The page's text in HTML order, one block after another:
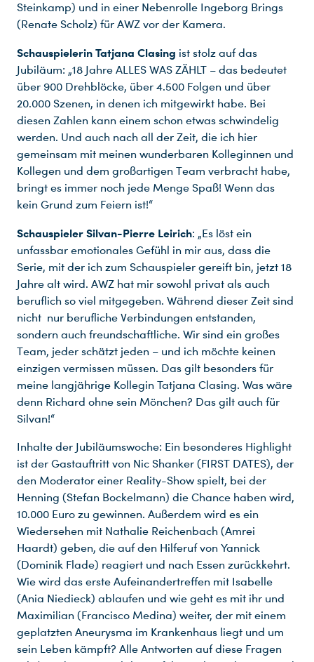
Steinkamp) und in einer Nebenrolle Ingeborg Brings
(Renate Scholz) für AWZ vor der Kamera.
Schauspielerin Tatjana Clasing ist stolz auf das
Jubiläum: „18 Jahre ALLES WAS ZÄHLT – das bedeutet
über 900 Drehblöcke, über 4.500 Folgen und über
20.000 Szenen, in denen ich mitgewirkt habe. Bei
diesen Zahlen kann einem schon etwas schwindelig
werden. Und auch nach all der Zeit, die ich hier
gemeinsam mit meinen wunderbaren Kolleginnen und
Kollegen und dem großartigen Team verbracht habe,
bringt es immer noch jede Menge Spaß! Wenn das
kein Grund zum Feiern ist!“
Schauspieler Silvan-Pierre Leirich: „Es löst ein
unfassbar emotionales Gefühl in mir aus, dass die
Serie, mit der ich zum Schauspieler gereift bin, jetzt 18
Jahre alt wird. AWZ hat mir sowohl privat als auch
beruflich so viel mitgegeben. Während dieser Zeit sind
nicht nur berufliche Verbindungen entstanden,
sondern auch freundschaftliche. Wir sind ein großes
Team, jeder schätzt jeden – und ich möchte keinen
einzigen vermissen müssen. Das gilt besonders für
meine langjährige Kollegin Tatjana Clasing. Was wäre
denn Richard ohne sein Mönchen? Das gilt auch für
Silvan!“
Inhalte der Jubiläumswoche: Ein besonderes Highlight
ist der Gastauftritt von Nic Shanker (FIRST DATES), der
den Moderator einer Reality-Show spielt, bei der
Henning (Stefan Bockelmann) die Chance haben wird,
10.000 Euro zu gewinnen. Außerdem wird es ein
Wiedersehen mit Nathalie Reichenbach (Amrei
Haardt) geben, die auf den Hilferuf von Yannick
(Dominik Flade) reagiert und nach Essen zurückkehrt.
Wie wird das erste Aufeinandertreffen mit Isabelle
(Ania Niedieck) ablaufen und wie geht es mit ihr und
Maximilian (Francisco Medina) weiter, der mit einem
geplatzten Aneurysma im Krankenhaus liegt und um
sein Leben kämpft? Alle Antworten auf diese Fragen